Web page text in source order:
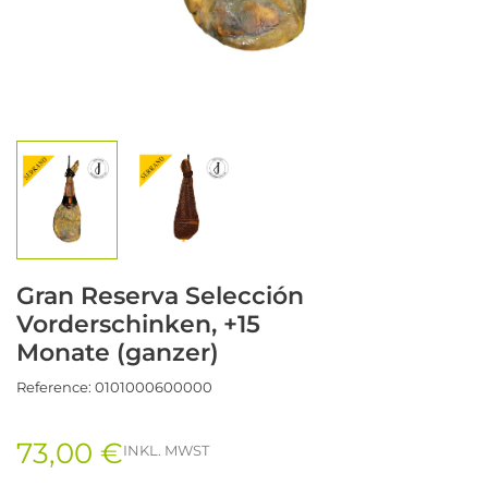
Gran Reserva Selección
Vorderschinken, +15
Monate (ganzer)
Reference: 0101000600000
73,00 €INKL. MWST